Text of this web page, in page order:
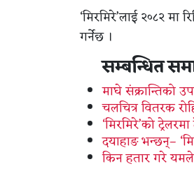
‘मिरमिरे’लाई २०८२
गर्नेछ ।
सम्बन्धित
माघे संक्रान्तिको
चलचित्र वितरक
‘मिरमिरे’को
दयाहाङ भन्छन्–
किन हतार गरे यमले